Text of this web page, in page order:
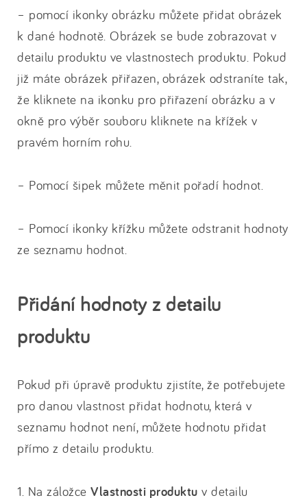
– pomocí ikonky obrázku můžete přidat obrázek
k dané hodnotě. Obrázek se bude zobrazovat v
detailu produktu ve vlastnostech produktu. Pokud
již máte obrázek přiřazen, obrázek odstraníte tak,
že kliknete na ikonku pro přiřazení obrázku a v
okně pro výběr souboru kliknete na křížek v
pravém horním rohu.
– Pomocí šipek můžete měnit pořadí hodnot.
– Pomocí ikonky křížku můžete odstranit hodnoty
ze seznamu hodnot.
Přidání hodnoty z detailu
produktu
Pokud při úpravě produktu zjistíte, že potřebujete
pro danou vlastnost přidat hodnotu, která v
seznamu hodnot není, můžete hodnotu přidat
přímo z detailu produktu.
1. Na záložce Vlastnosti produktu v detailu